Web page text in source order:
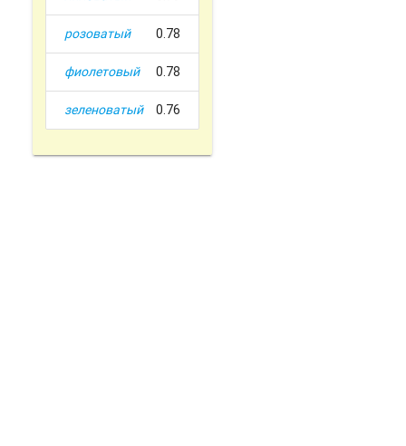
розоватый 0.78
фиолетовый 0.78
зеленоватый 0.76